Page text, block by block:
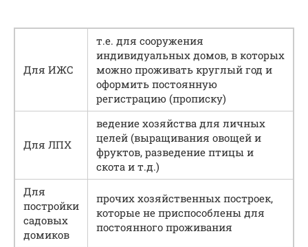
Для ИЖС
т.е. для сооружения
индивидуальных домов, в которых
можно проживать круглый год и
оформить постоянную
регистрацию (прописку)
Для ЛПХ
ведение хозяйства для личных
целей (выращивания овощей и
фруктов, разведение птицы и
скота и т.д.)
Для
постройки
садовых
домиков
прочих хозяйственных построек,
которые не приспособлены для
постоянного проживания